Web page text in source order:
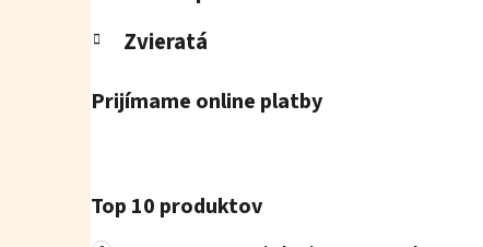
Zvieratá
Prijímame online platby
Top 10 produktov